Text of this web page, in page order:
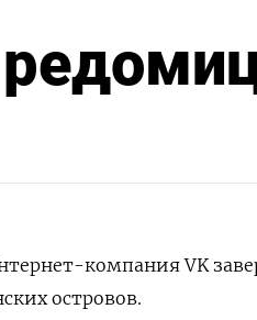
компания VK
островов.